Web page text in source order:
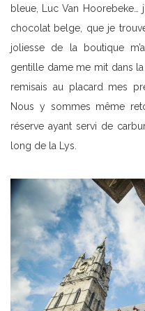
bleue, Luc Van Hoorebeke…
chocolat belge, que je
joliesse de la boutique
gentille dame me mit dans
remisais au placard mes
Nous y sommes même
réserve ayant servi de
long de la Lys.